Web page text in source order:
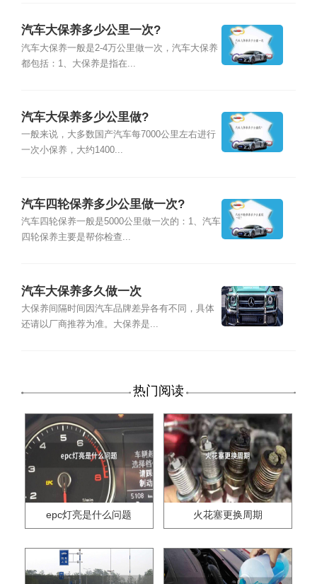
汽车大保养多少公里一次?
汽车大保养一般是2-4万公里做一次，汽车大保养
都包括：1、大保养是指在...
汽车大保养多少公里做?
一般来说，大多数国产汽车每7000公里左右进行
一次小保养，大约1400...
汽车四轮保养多少公里做一次?
汽车四轮保养一般是5000公里做一次的：1、汽车
四轮保养主要是帮你检查...
汽车大保养多久做一次
大保养间隔时间因汽车品牌差异各有不同，具体
还请以厂商推荐为准。大保养是...
热门阅读
epc灯亮是什么问题 火花塞更换周期